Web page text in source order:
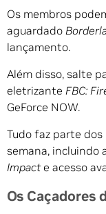
Os membros
aguardado
lançamento.
Além disso, salte
eletrizante FBC:
GeForce NOW.
Tudo faz parte
semana, incluindo
Impacte acesso
Os Caçadores